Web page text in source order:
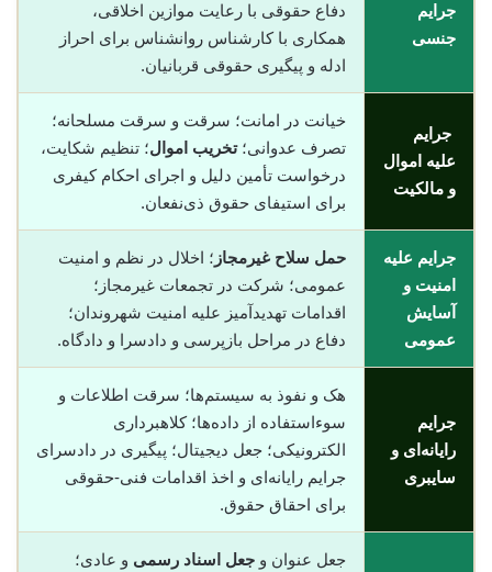
جرایم
جنسی
دفاع حقوقی با رعایت موازین اخلاقی،
همکاری با کارشناس روانشناس برای احراز
ادله و پیگیری حقوقی قربانیان.
جرایم
علیه اموال
و مالکیت
خیانت در امانت؛ سرقت و سرقت مسلحانه؛
تصرف عدوانی؛تخریب اموال؛ تنظیم شکایت،
درخواست تأمین دلیل و اجرای احکام کیفری
برای استیفای حقوق ذی‌نفعان.
جرایم علیه
امنیت و
آسایش
عمومی
حمل سلاح غیرمجاز ؛ اخلال در نظم و امنیت
عمومی؛ شرکت در تجمعات غیرمجاز؛
اقدامات تهدیدآمیز علیه امنیت شهروندان؛
دفاع در مراحل بازپرسی و دادسرا و دادگاه.
جرایم
رایانه‌ای و
سایبری
هک و نفوذ به سیستم‌ها؛ سرقت اطلاعات و
سوء‌استفاده از داده‌ها؛ کلاهبرداری
الکترونیکی؛ جعل دیجیتال؛ پیگیری در دادسرای
جرایم رایانه‌ای و اخذ اقدامات فنی-حقوقی
برای احقاق حقوق.
جعل عنوان و جعل اسناد رسمی و عادی؛